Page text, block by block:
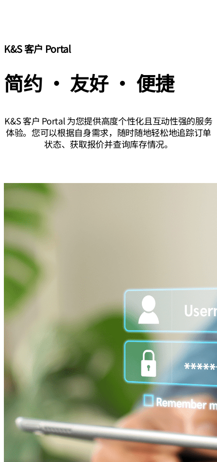
K&S 客户 Portal
简约 · 友好 · 便捷
K&S 客户 Portal 为您提供高度个性化且互动性强的服务
体验。您可以根据自身需求，随时随地轻松地追踪订单
状态、获取报价并查询库存情况。